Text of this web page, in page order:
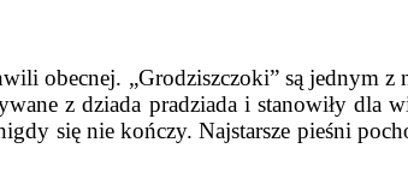
obecnej. „Grodziszczoki” są jednym z
z dziada pradziada i stanowiły dla
się nie kończy. Najstarsze pieśni